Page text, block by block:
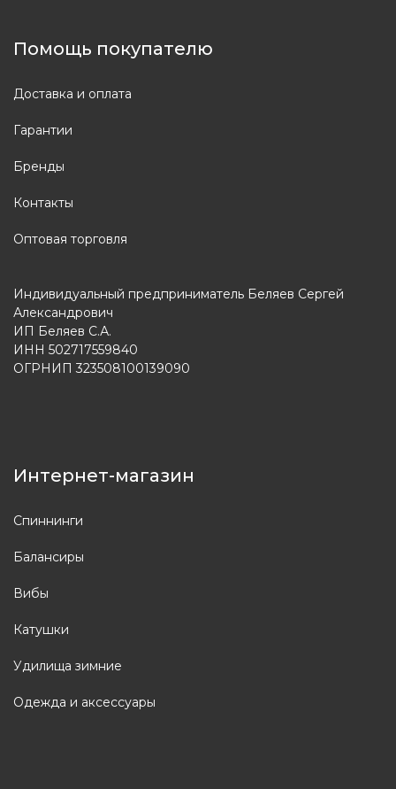
Помощь покупателю
Доставка и оплата
Гарантии
Бренды
Контакты
Оптовая торговля
Индивидуальный предприниматель Беляев Сергей
Александрович
ИП Беляев С.А.
ИНН 502717559840
ОГРНИП 323508100139090
Интернет-магазин
Спиннинги
Балансиры
Вибы
Катушки
Удилища зимние
Одежда и аксессуары